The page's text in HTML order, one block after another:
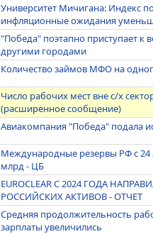
Университет Мичигана: Индекс
инфляционные ожидания
"Победа" поэтапно приступает
другими городами
Количество займов МФО на
Число рабочих мест вне с/х
(расширенное сообщение)
Авиакомпания "Победа" подала
Международные резервы РФ с 24
млрд - ЦБ
EUROCLEAR С 2024 ГОДА
РОССИЙСКИХ АКТИВОВ - ОТЧЕТ
Средняя продолжительность
зарплаты увеличились